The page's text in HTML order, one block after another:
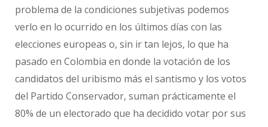
problema de la condiciones subjetivas podemos
verlo en lo ocurrido en los últimos días con las
elecciones europeas o, sin ir tan lejos, lo que ha
pasado en Colombia en donde la votación de los
candidatos del uribismo más el santismo y los votos
del Partido Conservador, suman prácticamente el
80% de un electorado que ha decidido votar por sus